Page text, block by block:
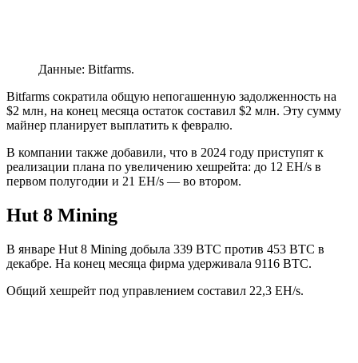
Данные: Bitfarms.
Bitfarms сократила общую непогашенную задолженность на
$2 млн, на конец месяца остаток составил $2 млн. Эту сумму
майнер планирует выплатить к февралю.
В компании также добавили, что в 2024 году приступят к
реализации плана по увеличению хешрейта: до 12 EH/s в
первом полугодии и 21 EH/s — во втором.
Hut 8 Mining
В январе Hut 8 Mining добыла 339 BTC против 453 BTC в
декабре. На конец месяца фирма удерживала 9116 BTC.
Общий хешрейт под управлением составил 22,3 EH/s.